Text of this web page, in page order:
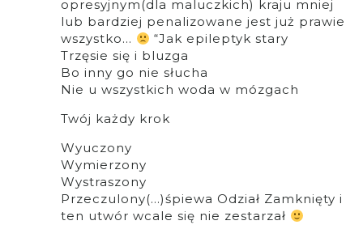
opresyjnym(dla maluczkich) kraju mniej
lub bardziej penalizowane jest już prawie
wszystko…
“Jak epileptyk stary
Trzęsie się i bluzga
Bo inny go nie słucha
Nie u wszystkich woda w mózgach
Twój każdy krok
Wyuczony
Wymierzony
Wystraszony
Przeczulony(…)śpiewa Odział Zamknięty i
ten utwór wcale się nie zestarzał